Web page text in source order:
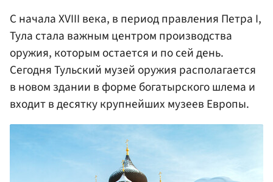
С начала XVIII века, в период правления Петра I,
Тула стала важным центром производства
оружия, которым остается и по сей день.
Сегодня Тульский музей оружия располагается
в новом здании в форме богатырского шлема и
входит в десятку крупнейших музеев Европы.